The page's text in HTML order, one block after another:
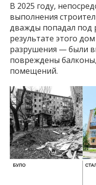
В 2025 году,
выполнения
дважды попадал под
результате этого
разрушения — были
повреждены
помещений.